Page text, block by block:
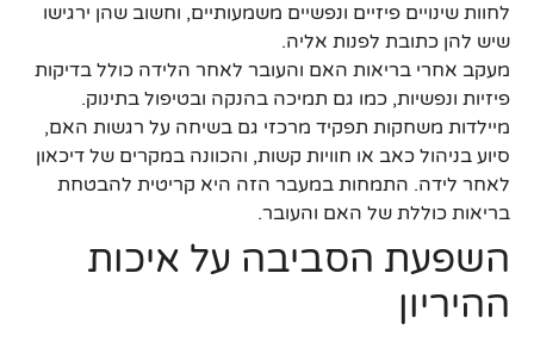
לחוות שינויים פיזיים ונפשיים משמעותיים, וחשוב שהן ירגישו
שיש להן כתובת לפנות אליה.
מעקב אחרי בריאות האם והעובר לאחר הלידה כולל בדיקות
פיזיות ונפשיות, כמו גם תמיכה בהנקה ובטיפול בתינוק.
מיילדות משחקות תפקיד מרכזי גם בשיחה על רגשות האם,
סיוע בניהול כאב או חוויות קשות, והכוונה במקרים של דיכאון
לאחר לידה. התמחות במעבר הזה היא קריטית להבטחת
בריאות כוללת של האם והעובר.
השפעת הסביבה על איכות
ההיריון